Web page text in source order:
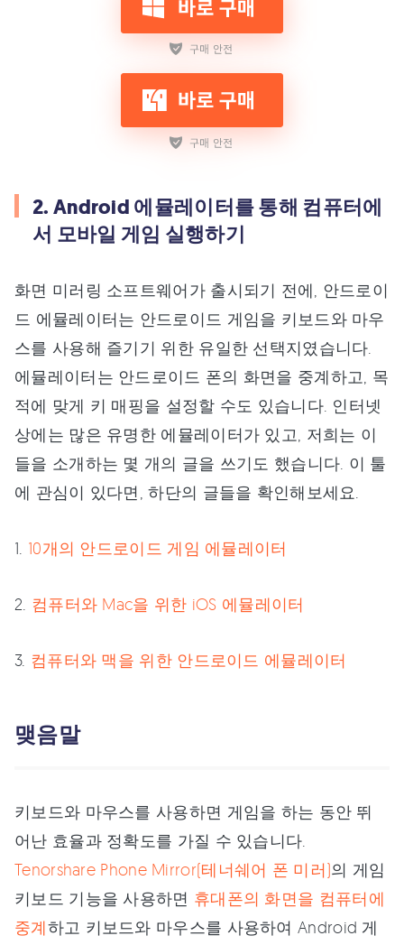
2. Android 에뮬레이터를 통해 컴퓨터에
서 모바일 게임 실행하기
화면 미러링 소프트웨어가 출시되기 전에, 안드로이
드 에뮬레이터는 안드로이드 게임을 키보드와 마우
스를 사용해 즐기기 위한 유일한 선택지였습니다.
에뮬레이터는 안드로이드 폰의 화면을 중계하고, 목
적에 맞게 키 매핑을 설정할 수도 있습니다. 인터넷
상에는 많은 유명한 에뮬레이터가 있고, 저희는 이
들을 소개하는 몇 개의 글을 쓰기도 했습니다. 이 툴
에 관심이 있다면, 하단의 글들을 확인해보세요.
1. 10개의 안드로이드 게임 에뮬레이터
2. 컴퓨터와 Mac을 위한 iOS 에뮬레이터
3. 컴퓨터와 맥을 위한 안드로이드 에뮬레이터
맺음말
키보드와 마우스를 사용하면 게임을 하는 동안 뛰
어난 효율과 정확도를 가질 수 있습니다.
Tenorshare Phone Mirror(테너쉐어 폰 미러)의 게임
키보드 기능을 사용하면 휴대폰의 화면을 컴퓨터에
중계하고 키보드와 마우스를 사용하여 Android 게